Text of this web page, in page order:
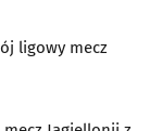
ligowy mecz